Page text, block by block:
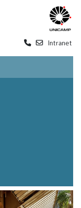
Intranet